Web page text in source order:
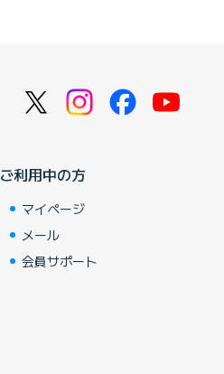
ご利用中の方
マイページ
メール
会員サポート